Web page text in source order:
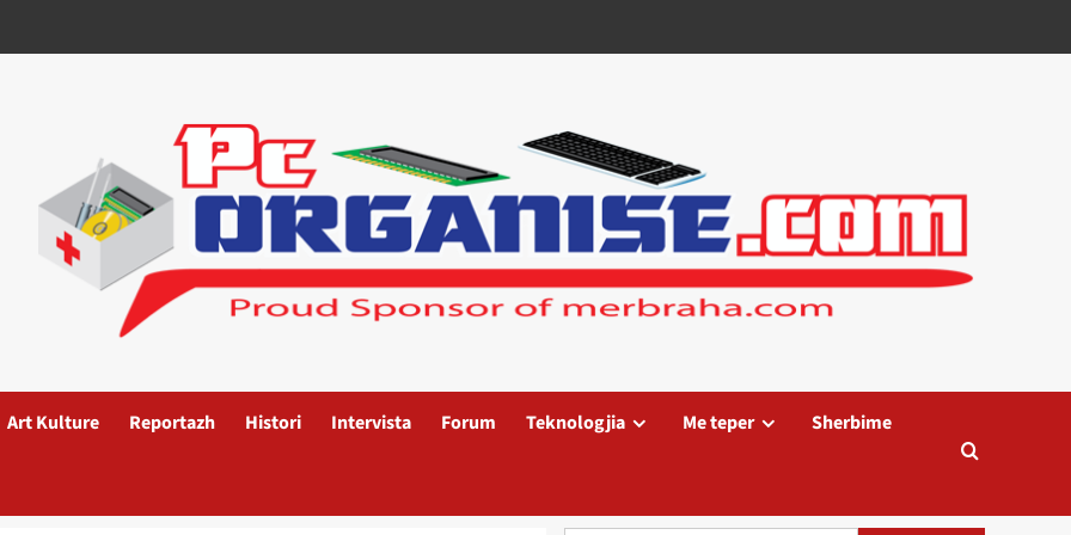
Art Kulture Reportazh Histori Intervista Forum Teknologjia Me teper Sherbime